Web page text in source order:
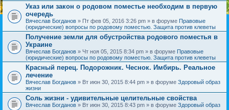
Указ или закон о родовом поместье необходим в первую
очередь
Вячеслав Богданов » Пт фев 05, 2016 3:26 pm » в форуме Правовые
(юридические) вопросы по родовому поместью. Защита против клеветы
Получение земли для обустройства родового поместья в
Украине
Вячеслав Богданов » Чт ноя 05, 2015 8:34 pm » в форуме Правовые
(юридические) вопросы по родовому поместью. Защита против клеветы
Красный перец. Подорожник. Чеснок. Имбирь. Реальное
лечение
Вячеслав Богданов » Вт июн 30, 2015 8:44 pm » в форуме Здоровый образ
жизни
Соль жизни - удивительные целительные свойства
Вячеслав Богданов » Вт июн 30, 2015 8:43 pm » в форуме Здоровый образ